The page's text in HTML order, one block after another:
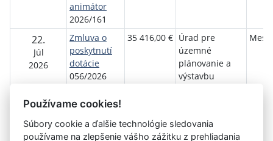
animátor
2026/161
22.
Júl
2026
Zmluva o
poskytnutí
dotácie
056/2026
35 416,00 € Úrad pre
územné
plánovanie a
výstavbu
Používame cookies!
Súbory cookie a ďalšie technológie sledovania
používame na zlepšenie vášho zážitku z prehliadania